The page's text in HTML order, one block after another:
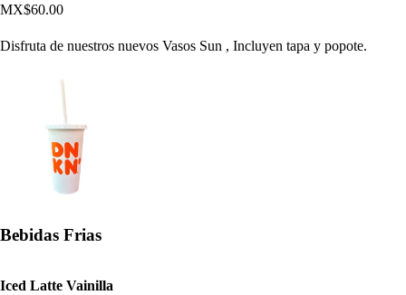
MX$60.00
Disfruta de nuestros nuevos Vasos Sun , Incluyen tapa y popote.
Bebidas Frias
Iced Latte Vainilla